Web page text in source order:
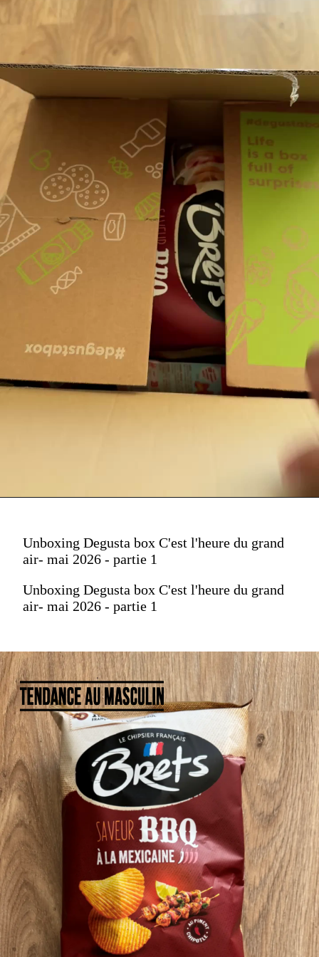
Unboxing Degusta box C'est l'heure du grand
air- mai 2026 - partie 1
Unboxing Degusta box C'est l'heure du grand
air- mai 2026 - partie 1